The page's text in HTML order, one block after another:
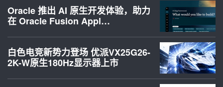
Oracle 推出 AI 原生开发体验，助力
在 Oracle Fusion Appl…
白色电竞新势力登场 优派VX25G26-
2K-W原生180Hz显示器上市